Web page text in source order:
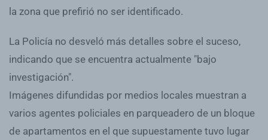
la zona que prefirió no ser identificado.
La Policía no desveló más detalles sobre el suceso,
indicando que se encuentra actualmente "bajo
investigación".
Imágenes difundidas por medios locales muestran a
varios agentes policiales en parqueadero de un bloque
de apartamentos en el que supuestamente tuvo lugar